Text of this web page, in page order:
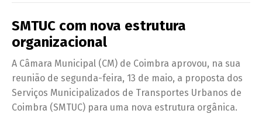
SMTUC com nova estrutura
organizacional
A Câmara Municipal (CM) de Coimbra aprovou, na sua
reunião de segunda-feira, 13 de maio, a proposta dos
Serviços Municipalizados de Transportes Urbanos de
Coimbra (SMTUC) para uma nova estrutura orgânica.